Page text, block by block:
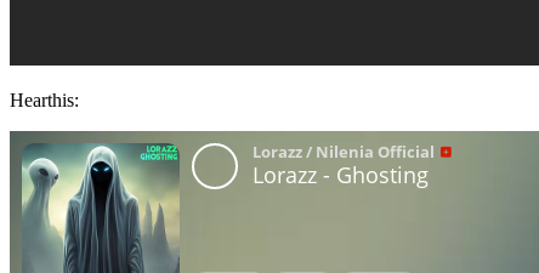
Hearthis: